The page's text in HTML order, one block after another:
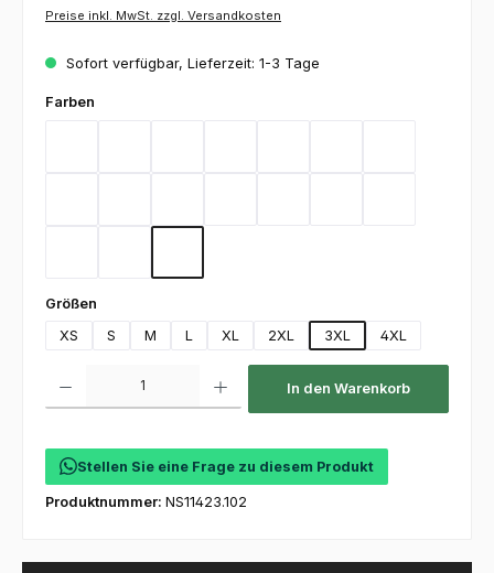
Preise inkl. MwSt. zzgl. Versandkosten
Sofort verfügbar, Lieferzeit: 1-3 Tage
Farben
Größen
XS
S M L XL 2XL 3XL 4XL
In den Warenkorb
Stellen Sie eine Frage zu diesem Produkt
Produktnummer: NS11423.102